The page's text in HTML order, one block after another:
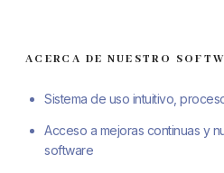
ACERCA DE NUESTRO
Sistema de uso intuitivo,
Acceso a mejoras continuas y
software